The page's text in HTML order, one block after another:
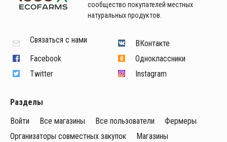
сообщество покупателей местных
натуральных продуктов.
Связаться с нами
Facebook
Twitter
ВКонтакте
Одноклассники
Instagram
Разделы
Войти
Все магазины Все пользователи
Фермеры
Организаторы совместных закупок
Магазины